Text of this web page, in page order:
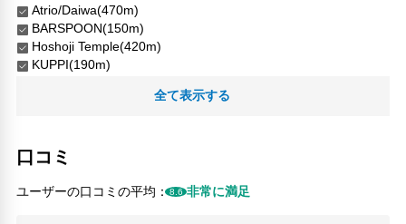
Atrio/Daiwa(470m)
BARSPOON(150m)
Hoshoji Temple(420m)
KUPPI(190m)
Tatemachi Parking(270m)
兼六園(1.12km)
唐崎の松(1.14km)
全て表示する
口コミ
ユーザーの口コミの平均：8.6 非常に満足